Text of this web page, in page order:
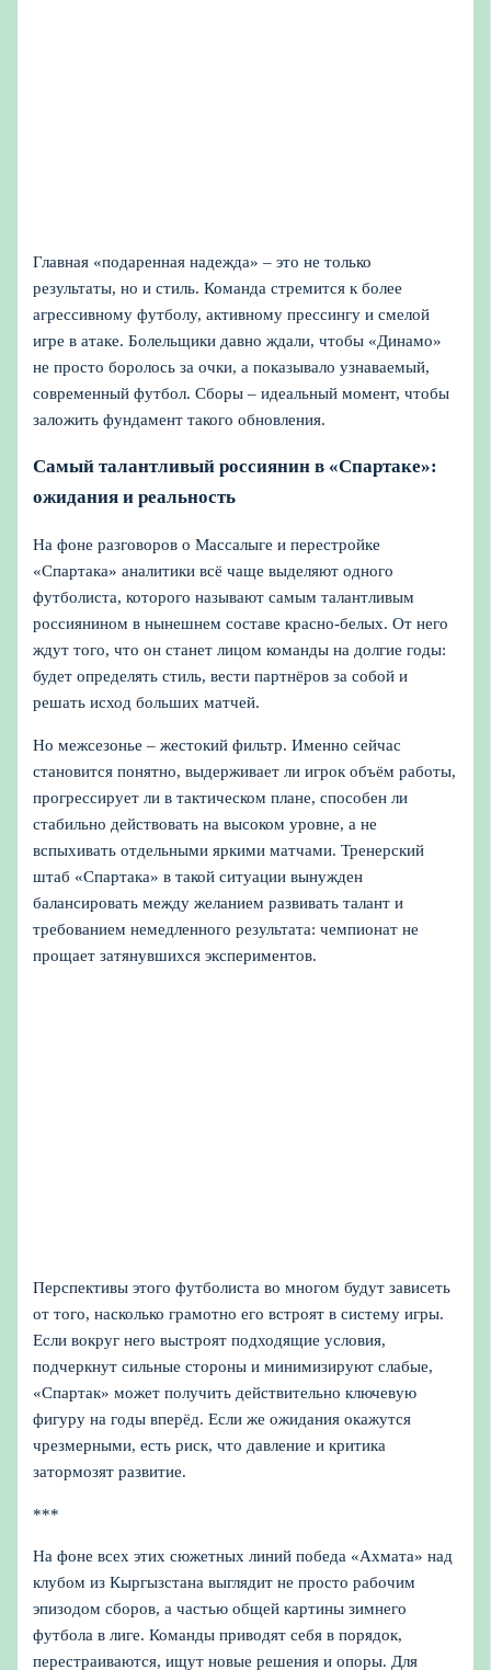
Главная «подаренная надежда» – это не только
результаты, но и стиль. Команда стремится к более
агрессивному футболу, активному прессингу и смелой
игре в атаке. Болельщики давно ждали, чтобы «Динамо»
не просто боролось за очки, а показывало узнаваемый,
современный футбол. Сборы – идеальный момент, чтобы
заложить фундамент такого обновления.
Самый талантливый россиянин в «Спартаке»:
ожидания и реальность
На фоне разговоров о Массалыге и перестройке
«Спартака» аналитики всё чаще выделяют одного
футболиста, которого называют самым талантливым
россиянином в нынешнем составе красно-белых. От него
ждут того, что он станет лицом команды на долгие годы:
будет определять стиль, вести партнёров за собой и
решать исход больших матчей.
Но межсезонье – жестокий фильтр. Именно сейчас
становится понятно, выдерживает ли игрок объём работы,
прогрессирует ли в тактическом плане, способен ли
стабильно действовать на высоком уровне, а не
вспыхивать отдельными яркими матчами. Тренерский
штаб «Спартака» в такой ситуации вынужден
балансировать между желанием развивать талант и
требованием немедленного результата: чемпионат не
прощает затянувшихся экспериментов.
Перспективы этого футболиста во многом будут зависеть
от того, насколько грамотно его встроят в систему игры.
Если вокруг него выстроят подходящие условия,
подчеркнут сильные стороны и минимизируют слабые,
«Спартак» может получить действительно ключевую
фигуру на годы вперёд. Если же ожидания окажутся
чрезмерными, есть риск, что давление и критика
затормозят развитие.
***
На фоне всех этих сюжетных линий победа «Ахмата» над
клубом из Кыргызстана выглядит не просто рабочим
эпизодом сборов, а частью общей картины зимнего
футбола в лиге. Команды приводят себя в порядок,
перестраиваются, ищут новые решения и опоры. Для